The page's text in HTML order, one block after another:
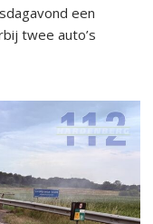
een
twee auto’s